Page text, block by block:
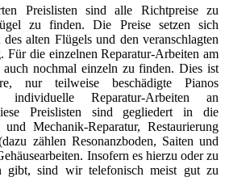
Preislisten sind alle Richtpreise zu
zu finden. Die Preise setzen sich
alten Flügels und den veranschlagten
Für die einzelnen Reparatur-Arbeiten am
nochmal einzeln zu finden. Dies ist
nur teilweise beschädigte Pianos
Reparatur-Arbeiten an
Preislisten sind gegliedert in die
Mechanik-Reparatur, Restaurierung
zählen Resonanzboden, Saiten und
Insofern es hierzu oder zu
gibt, sind wir telefonisch meist gut zu